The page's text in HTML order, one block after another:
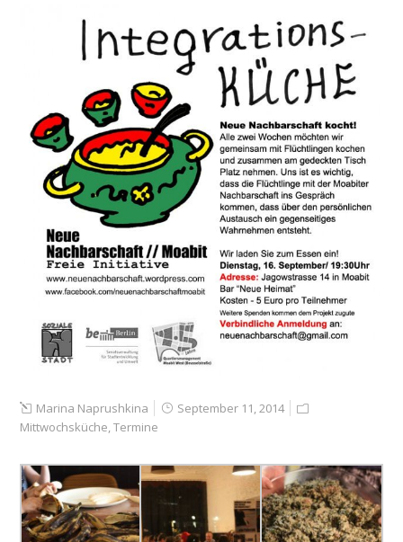
Marina Naprushkina
September 11, 2014
Mittwochsküche,Termine